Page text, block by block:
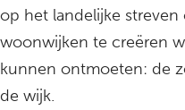
op het landelijke
woonwijken te creëren
kunnen ontmoeten: de
de wijk.